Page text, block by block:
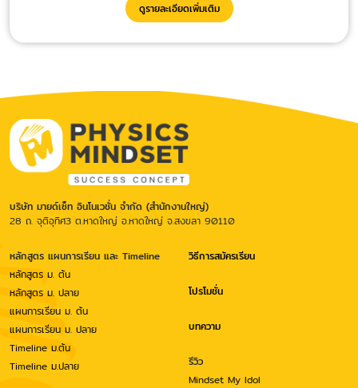
ดูรายละเอียดเพิ่มเติม
บริษัท มายด์เซ็ท อินโนเวชั่น จำกัด (สำนักงานใหญ่)
28 ถ. จุติอุทิศ3 ต.หาดใหญ่ อ.หาดใหญ่ จ.สงขลา 90110
หลักสูตร แผนการเรียน และ Timeline
หลักสูตร ม. ต้น
หลักสูตร ม. ปลาย
แผนการเรียน ม. ต้น
แผนการเรียน ม. ปลาย
Timeline ม.ต้น
Timeline ม.ปลาย
วิธีการสมัครเรียน
โปรโมชั่น
บทความ
รีวิว
Mindset My Idol